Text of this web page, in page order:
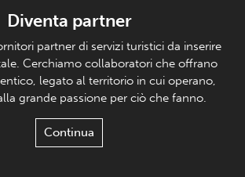
Diventa partner
partner di servizi turistici da inserire
Cerchiamo collaboratori che offrano
legato al territorio in cui operano,
grande passione per ciò che fanno.
Continua